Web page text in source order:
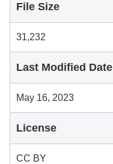
File Size
31,232
Last Modified Date
May 16, 2023
License
CC BY